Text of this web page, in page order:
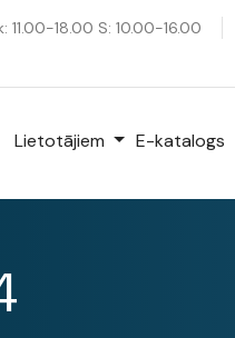
11.00-18.00 S: 10.00-16.00
Lietotājiem E-katalogs